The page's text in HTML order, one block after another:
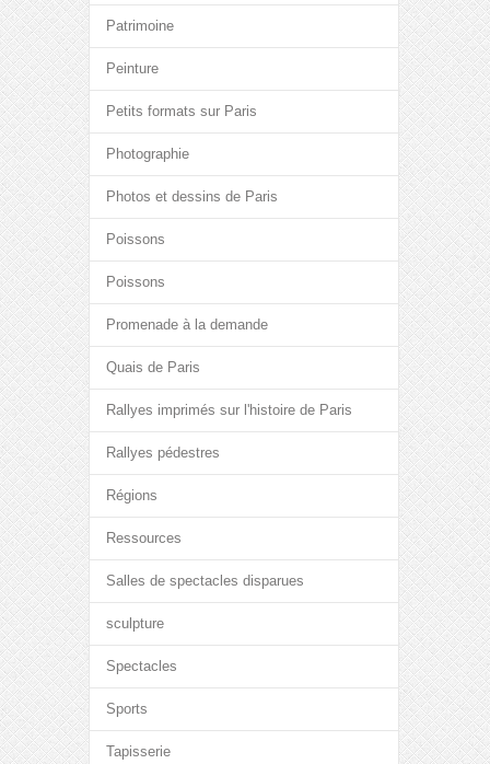
Patrimoine
Peinture
Petits formats sur Paris
Photographie
Photos et dessins de Paris
Poissons
Poissons
Promenade à la demande
Quais de Paris
Rallyes imprimés sur l'histoire de Paris
Rallyes pédestres
Régions
Ressources
Salles de spectacles disparues
sculpture
Spectacles
Sports
Tapisserie